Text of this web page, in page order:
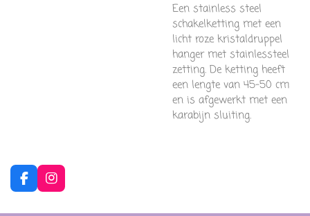
Een stainless steel
schakelketting met een
licht roze kristaldruppel
hanger met stainlessteel
zetting. De ketting heeft
een lengte van 45-50 cm
en is afgewerkt met een
karabijn sluiting.
F
a
I
n